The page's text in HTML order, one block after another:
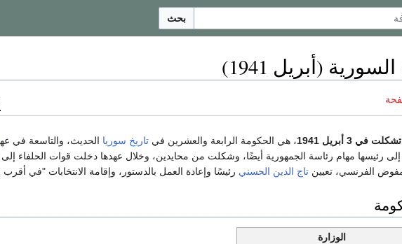
بحث
(أبريل 1941)
3 أبريل 1941 ، هي الحكومة الرابعة والعشرين في تاريخ سوريا الحديث، والتاسعة في
تاج الدين الحسني رئيسًا وإعادة العمل بالدستور، وإقامة الانتخابات "في
الوزارة